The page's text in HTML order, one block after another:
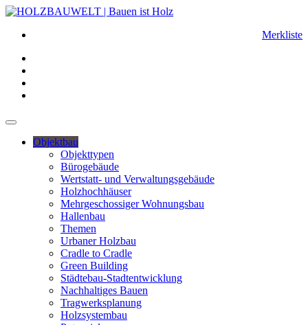
Merkliste
Objektbau
Objekttypen
Bürogebäude
Wertstatt- und Verwaltungsgebäude
Holzhochhäuser
Mehrgeschossiger Wohnungsbau
Hallenbau
Themen
Urbaner Holzbau
Cradle to Cradle
Green Building
Städtebau-Stadtentwicklung
Nachhaltiges Bauen
Tragwerksplanung
Holzsystembau